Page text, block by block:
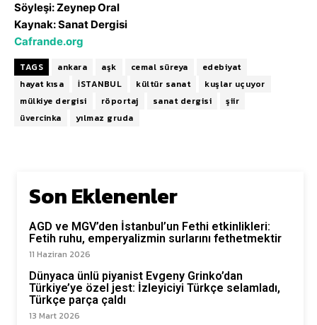
Söyleşi: Zeynep Oral
Kaynak: Sanat Dergisi
Cafrande.org
TAGS ankara aşk cemal süreya
edebiyat
hayat kısa
İSTANBUL kültür sanat
kuşlar uçuyor
mülkiye dergisi
röportaj sanat dergisi
şiir
üvercinka
yılmaz gruda
Son Eklenenler
AGD ve MGV’den İstanbul’un Fethi etkinlikleri:
Fetih ruhu, emperyalizmin surlarını fethetmektir
11 Haziran 2026
Dünyaca ünlü piyanist Evgeny Grinko’dan
Türkiye’ye özel jest: İzleyiciyi Türkçe selamladı,
Türkçe parça çaldı
13 Mart 2026